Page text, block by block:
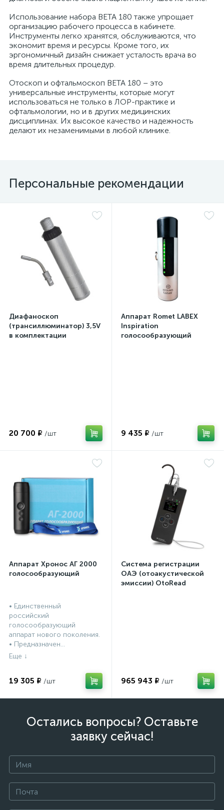
Использование набора BETA 180 также упрощает
организацию рабочего процесса в кабинете.
Инструменты легко хранятся, обслуживаются, что
экономит время и ресурсы. Кроме того, их
эргономичный дизайн снижает усталость врача во
время длительных процедур.
Отоскоп и офтальмоскоп BETA 180 – это
универсальные инструменты, которые могут
использоваться не только в ЛОР-практике и
офтальмологии, но и в других медицинских
дисциплинах. Их высокое качество и надежность
делают их незаменимыми в любой клинике.
Персональные рекомендации
Диафаноскоп
(трансиллюминатор) 3,5V
в комплектации
20 700 ₽
Аппарат Romet LABEX
Inspiration
голосообразующий
9 435 ₽
Аппарат Хронос АГ 2000
голосообразующий
• Единственный
российский
голосообразующий
аппарат нового поколения.
• Предназначен...
19 305 ₽
Система регистрации
ОАЭ (отоакустической
эмиссии) OtoRead
965 943 ₽
Остались вопросы? Оставьте
заявку сейчас!